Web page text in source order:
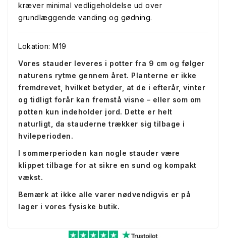
kræver minimal vedligeholdelse ud over
grundlæggende vanding og gødning.
Lokation: M19
Vores stauder leveres i potter fra 9 cm og følger
naturens rytme gennem året. Planterne er ikke
fremdrevet, hvilket betyder, at de i efterår, vinter
og tidligt forår kan fremstå visne – eller som om
potten kun indeholder jord. Dette er helt
naturligt, da stauderne trækker sig tilbage i
hvileperioden.
I sommerperioden kan nogle stauder være
klippet tilbage for at sikre en sund og kompakt
vækst.
Bemærk at ikke alle varer nødvendigvis er på
lager i vores fysiske butik.